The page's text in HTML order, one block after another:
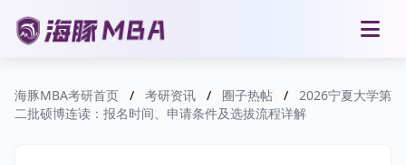
海豚MBA考研首页 / 考研资讯 / 圈子热帖 /
2026宁夏大学第
二批硕博连读：报名时间、申请条件及选拔流程详解